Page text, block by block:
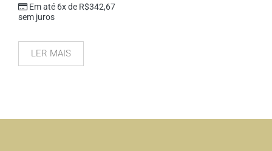
Em até 6x de R$342,67
sem juros
LER MAIS